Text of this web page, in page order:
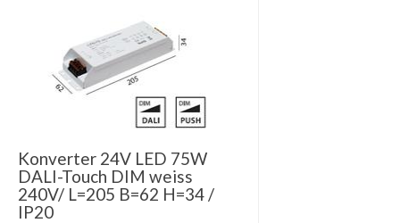
Konverter 24V LED 75W
DALI-Touch DIM weiss
240V/ L=205 B=62 H=34 /
IP20